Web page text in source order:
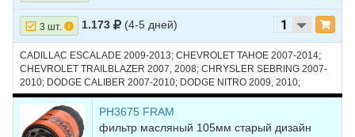
3 шт. 1.173 (4-5 дней)
CADILLAC ESCALADE 2009-2013; CHEVROLET TAHOE 2007-2014;
CHEVROLET TRAILBLAZER 2007, 2008; CHRYSLER SEBRING 2007-
2010; DODGE CALIBER 2007-2010; DODGE NITRO 2009, 2010;
HUMMER H2 2007-2009; HUMMER H3 2008-2010; JEEP COMPASS
2007-2016; RAM 1500 2011-2014; SATURN VUE 2008, 2009
PH3675 FRAM
фильтр масляный 105мм старый дизайн